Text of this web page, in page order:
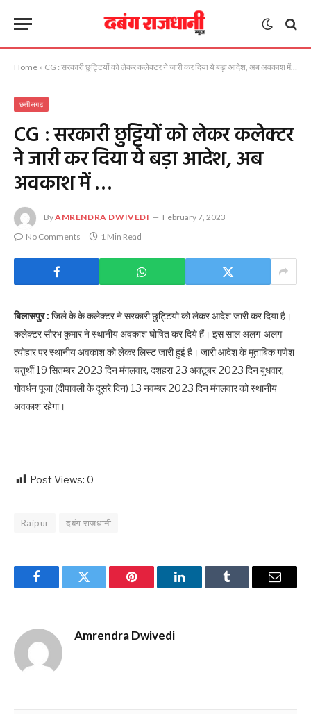
Home » CG : सरकारी छुट्टियों को लेकर कलेक्टर ने जारी कर दिया ये बड़ा आदेश, अब अवकाश में …
छत्तीसगढ़
CG : सरकारी छुट्टियों को लेकर कलेक्टर
ने जारी कर दिया ये बड़ा आदेश, अब
अवकाश में …
ByAMRENDRA DWIVEDI
February 7, 2023
No Comments
1 Min Read
बिलासपुर : जिले के के कलेक्टर ने सरकारी छुट्टियो को लेकर आदेश जारी कर दिया है।
कलेक्टर सौरभ कुमार ने स्थानीय अवकाश घोषित कर दिये हैं। इस साल अलग-अलग
त्योहार पर स्थानीय अवकाश को लेकर लिस्ट जारी हुई है। जारी आदेश के मुताबिक गणेश
चतुर्थी 19 सितम्बर 2023 दिन मंगलवार, दशहरा 23 अक्टूबर 2023 दिन बुधवार,
गोवर्धन पूजा (दीपावली के दूसरे दिन) 13 नवम्बर 2023 दिन मंगलवार को स्थानीय
अवकाश रहेगा।
Post Views: 0
Raipur दबंग राजधानी
FacebookTwitter Pinterest LinkedInTumblr Email
Amrendra Dwivedi